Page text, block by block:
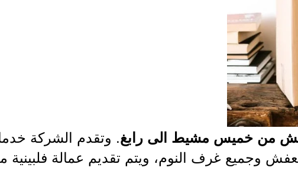
من خميس مشيط الى رابغ. وتقدم الشركة
وجميع غرف النوم، ويتم تقديم عمالة فلبينية